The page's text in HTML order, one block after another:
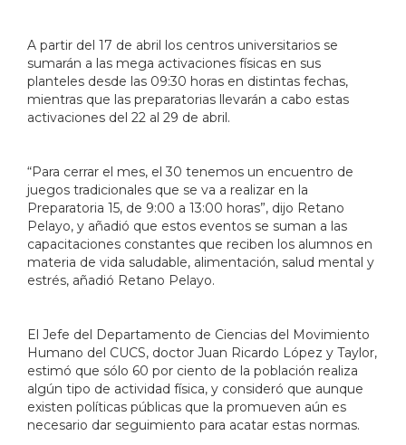
A partir del 17 de abril los centros universitarios se
sumarán a las mega activaciones físicas en sus
planteles desde las 09:30 horas en distintas fechas,
mientras que las preparatorias llevarán a cabo estas
activaciones del 22 al 29 de abril.
“Para cerrar el mes, el 30 tenemos un encuentro de
juegos tradicionales que se va a realizar en la
Preparatoria 15, de 9:00 a 13:00 horas”, dijo Retano
Pelayo, y añadió que estos eventos se suman a las
capacitaciones constantes que reciben los alumnos en
materia de vida saludable, alimentación, salud mental y
estrés, añadió Retano Pelayo.
El Jefe del Departamento de Ciencias del Movimiento
Humano del CUCS, doctor Juan Ricardo López y Taylor,
estimó que sólo 60 por ciento de la población realiza
algún tipo de actividad física, y consideró que aunque
existen políticas públicas que la promueven aún es
necesario dar seguimiento para acatar estas normas.